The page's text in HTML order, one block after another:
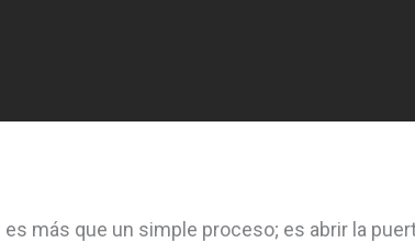
más que un simple proceso; es abrir la